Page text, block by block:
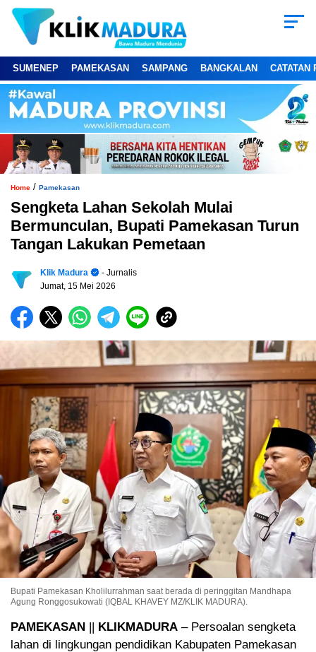
SUMENEP PAMEKASAN SAMPANG BANGKALAN CATATAN
Home / Pamekasan
Sengketa Lahan Sekolah Mulai
Bermunculan, Bupati Pamekasan Turun
Tangan Lakukan Pemetaan
Klik Madura
- Jurnalis
Jumat, 15 Mei 2026
Bupati Pamekasan Kholilurrahman saat berada di peringgitan Mandhapa
Agung Ronggosukowati (IQBAL KHAVEY MZ/KLIK MADURA).
PAMEKASAN || KLIKMADURA – Persoalan sengketa
lahan di lingkungan pendidikan Kabupaten Pamekasan